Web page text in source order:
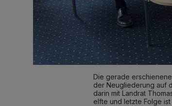
Die gerade
der Neugliederung auf
darin mit Landrat
elfte und letzte Folge